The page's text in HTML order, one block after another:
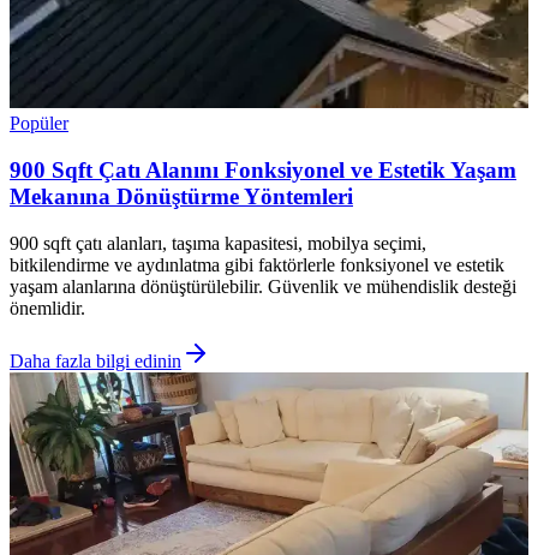
Popüler
900 Sqft Çatı Alanını Fonksiyonel ve Estetik Yaşam
Mekanına Dönüştürme Yöntemleri
900 sqft çatı alanları, taşıma kapasitesi, mobilya seçimi,
bitkilendirme ve aydınlatma gibi faktörlerle fonksiyonel ve estetik
yaşam alanlarına dönüştürülebilir. Güvenlik ve mühendislik desteği
önemlidir.
Daha fazla bilgi edinin